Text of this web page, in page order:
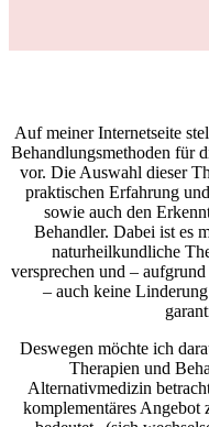
Auf meiner Internetseite
Behandlungsmethoden für
vor. Die Auswahl dieser
praktischen Erfahrung
sowie auch den
Behandler. Dabei ist es
naturheilkundliche
versprechen und –
– auch keine
Deswegen möchte ich
Therapien und
Alternativmedizin
komplementäres